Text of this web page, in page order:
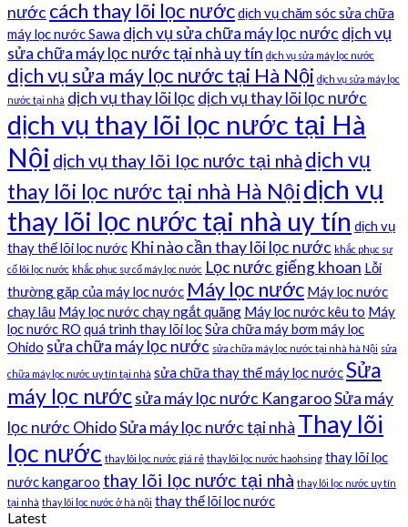
nước cách thay lõi lọc nướcdịch vụ chăm sóc sửa chữa
máy lọc nước Sawa dịch vụ sửa chữa máy lọc nước dịch vụ
sửa chữa máy lọc nước tại nhà uy tín dịch vụ sửa máy lọc nước
dịch vụ sửa máy lọc nước tại Hà Nội dịch vụ sửa máy lọc
nước tại nhà dịch vụ thay lõi lọc dịch vụ thay lõi lọc nước
dịch vụ thay lõi lọc nước tại Hà
Nội dịch vụ thay lõi lọc nước tại nhà dịch vụ
thay lõi lọc nước tại nhà Hà Nộidịch vụ
thay lõi lọc nước tại nhà uy tín dịch vụ
thay thế lõi lọc nước Khi nào cần thay lõi lọc nước khắc phục sự
cố lõi lọc nước khắc phục sự cố máy lọc nước Lọc nước giếng khoan Lỗi
thường gặp của máy lọc nước Máy lọc nước Máy lọc nước
chạy lâu Máy lọc nước chạy ngắt quãng Máy lọc nước kêu to Máy
lọc nước RO quá trình thay lõi lọcSửa chữa máy bơm máy lọc
Ohido sửa chữa máy lọc nước sửa chữa máy lọc nước tại nhà hà Nội sửa
chữa máy lọc nước uy tín tại nhà sửa chữa thay thế máy lọc nướcSửa
máy lọc nướcsửa máy lọc nước KangarooSửa máy
lọc nước OhidoSửa máy lọc nước tại nhà Thay lõi
lọc nước thay lõi lọc nước giá rẻ thay lõi lọc nước haohsing thay lõi lọc
nước kangaroo thay lõi lọc nước tại nhà thay lõi lọc nước uy tín
tại nhà thay lõi lọc nước ở hà nội thay thế lõi lọc nước
Latest